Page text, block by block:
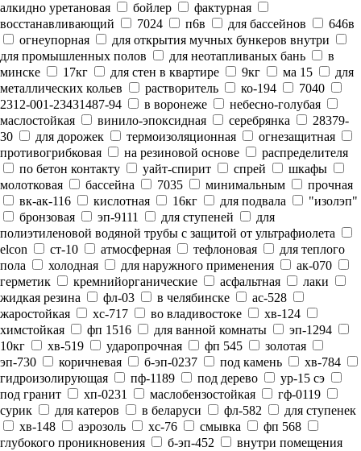
алкидно уретановая
бойлер
фактурная
восстанавливающий
7024 п6в для бассейнов
646в
огнеупорная
для открытия мучных бункеров внутри
для промышленных полов
для неотапливаных бань
в
минске
17кг для стен в квартире 9кг ма 15
для
металлических кольев
растворитель ко-194
7040
2312-001-23431487-94
в воронеже
небесно-голубая
маслостойкая
винило-эпоксидная серебрянка
28379-
30
для дорожек термоизоляционная
огнезащитная
противогрибковая
на резиновой основе
распределителя
по бетон контакту
уайт-спирит спрей
шкафы
молотковая
бассейна 7035 минимальным
прочная
вк-ак-116
кислотная 16кг для подвала
"изолэп"
бронзовая
эп-9111 для ступеней
для
полиэтиленовой водяной трубы с защитой от ультрафиолета
elcon
ст-10 атмосферная тефлоновая
для теплого
пола
холодная для наружного применения
ак-070
герметик
кремнийорганические асфальтная
лаки
жидкая резина
фл-03 в челябинске
ас-528
жаростойкая
хс-717 во владивостоке
хв-124
химстойкая
фп 1516 для ванной комнаты
эп-1294
10кг
хв-519 ударопрочная фп 545
золотая
эп-730
коричневая б-эп-0237 под камень
хв-784
гидроизолирующая
пф-1189 под дерево
ур-15 сэ
под гранит
хп-0231 маслобензостойкая
гф-0119
сурик
для катеров в беларуси фл-582
для ступенек
хв-148
аэрозоль хс-76 смывка
фп 568
глубокого проникновения
б-эп-452
внутри помещения